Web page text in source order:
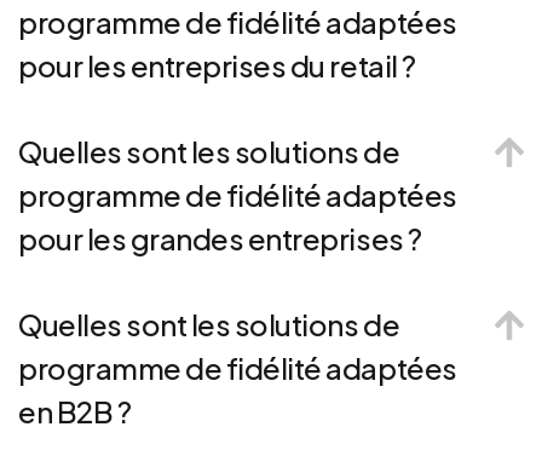
programme de fidélité adaptées
pour les entreprises du retail ?
Quelles sont les solutions de
programme de fidélité adaptées
pour les grandes entreprises ?
Quelles sont les solutions de
programme de fidélité adaptées
en B2B ?